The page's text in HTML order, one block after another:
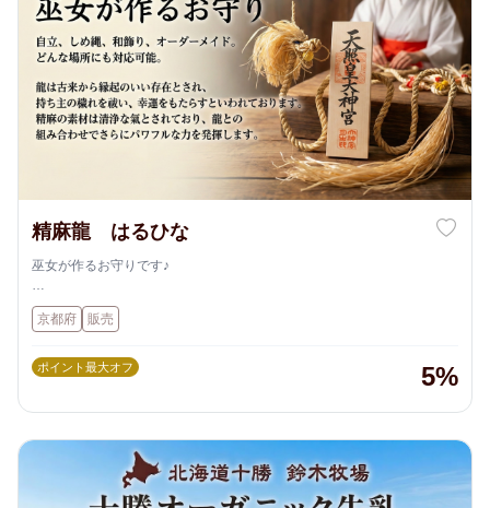
精麻龍 はるひな
巫女が作るお守りです♪
自立、しめ縄、和飾りタイプなど様々
オーダー受付しておりますので、
ご質問やご興味がある方は、
京都府 販売
ポイント最大オフ 5%